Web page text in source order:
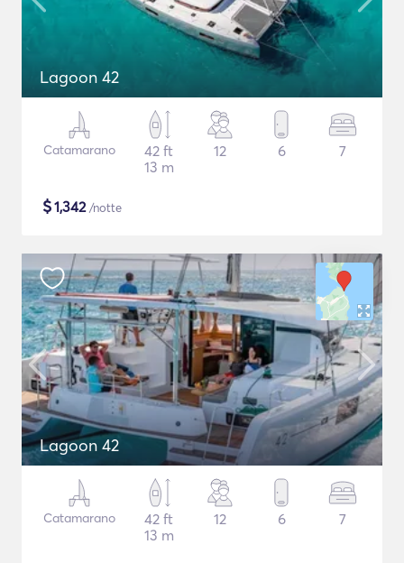
Lagoon 42
Catamarano
42 ft
13 m
12 6 7
$1,342/notte
Lagoon 42
Catamarano
42 ft
13 m
12 6 7